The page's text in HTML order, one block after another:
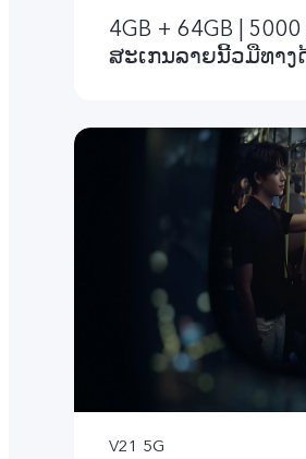
4GB + 64GB |
ສະເກນລາຍນີ້ວມືທາງ
V21 5G